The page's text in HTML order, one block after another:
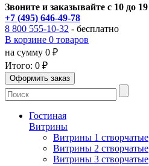
Звоните и заказывайте с 10 до 19
+7 (495) 646-49-78
8 800 555-10-32 - бесплатно
В корзине 0 товаров
на сумму 0 ₽
Итого: 0 ₽
Гостиная
Витрины
Витрины 1 створчатые
Витрины 2 створчатые
Витрины 3 створчатые